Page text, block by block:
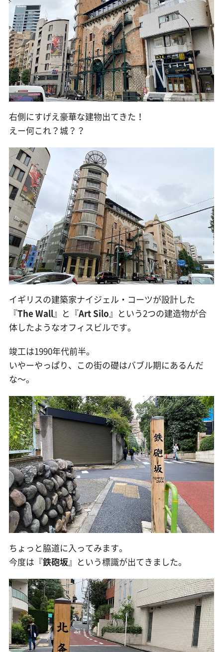
右側にすげえ豪華な建物出てきた！
えー何これ？城？？
イギリスの建築家ナイジェル・コーツが設計した
『The Wall』と『Art Silo 』という2つの建造物が合
体したようなオフィスビルです。
竣工は1990年代前半。
いやーやっぱり、この街の礎はバブル期にあるんだ
な〜。
ちょっと脇道に入ってみます。
今度は『鉄砲坂』という標識が出てきました。